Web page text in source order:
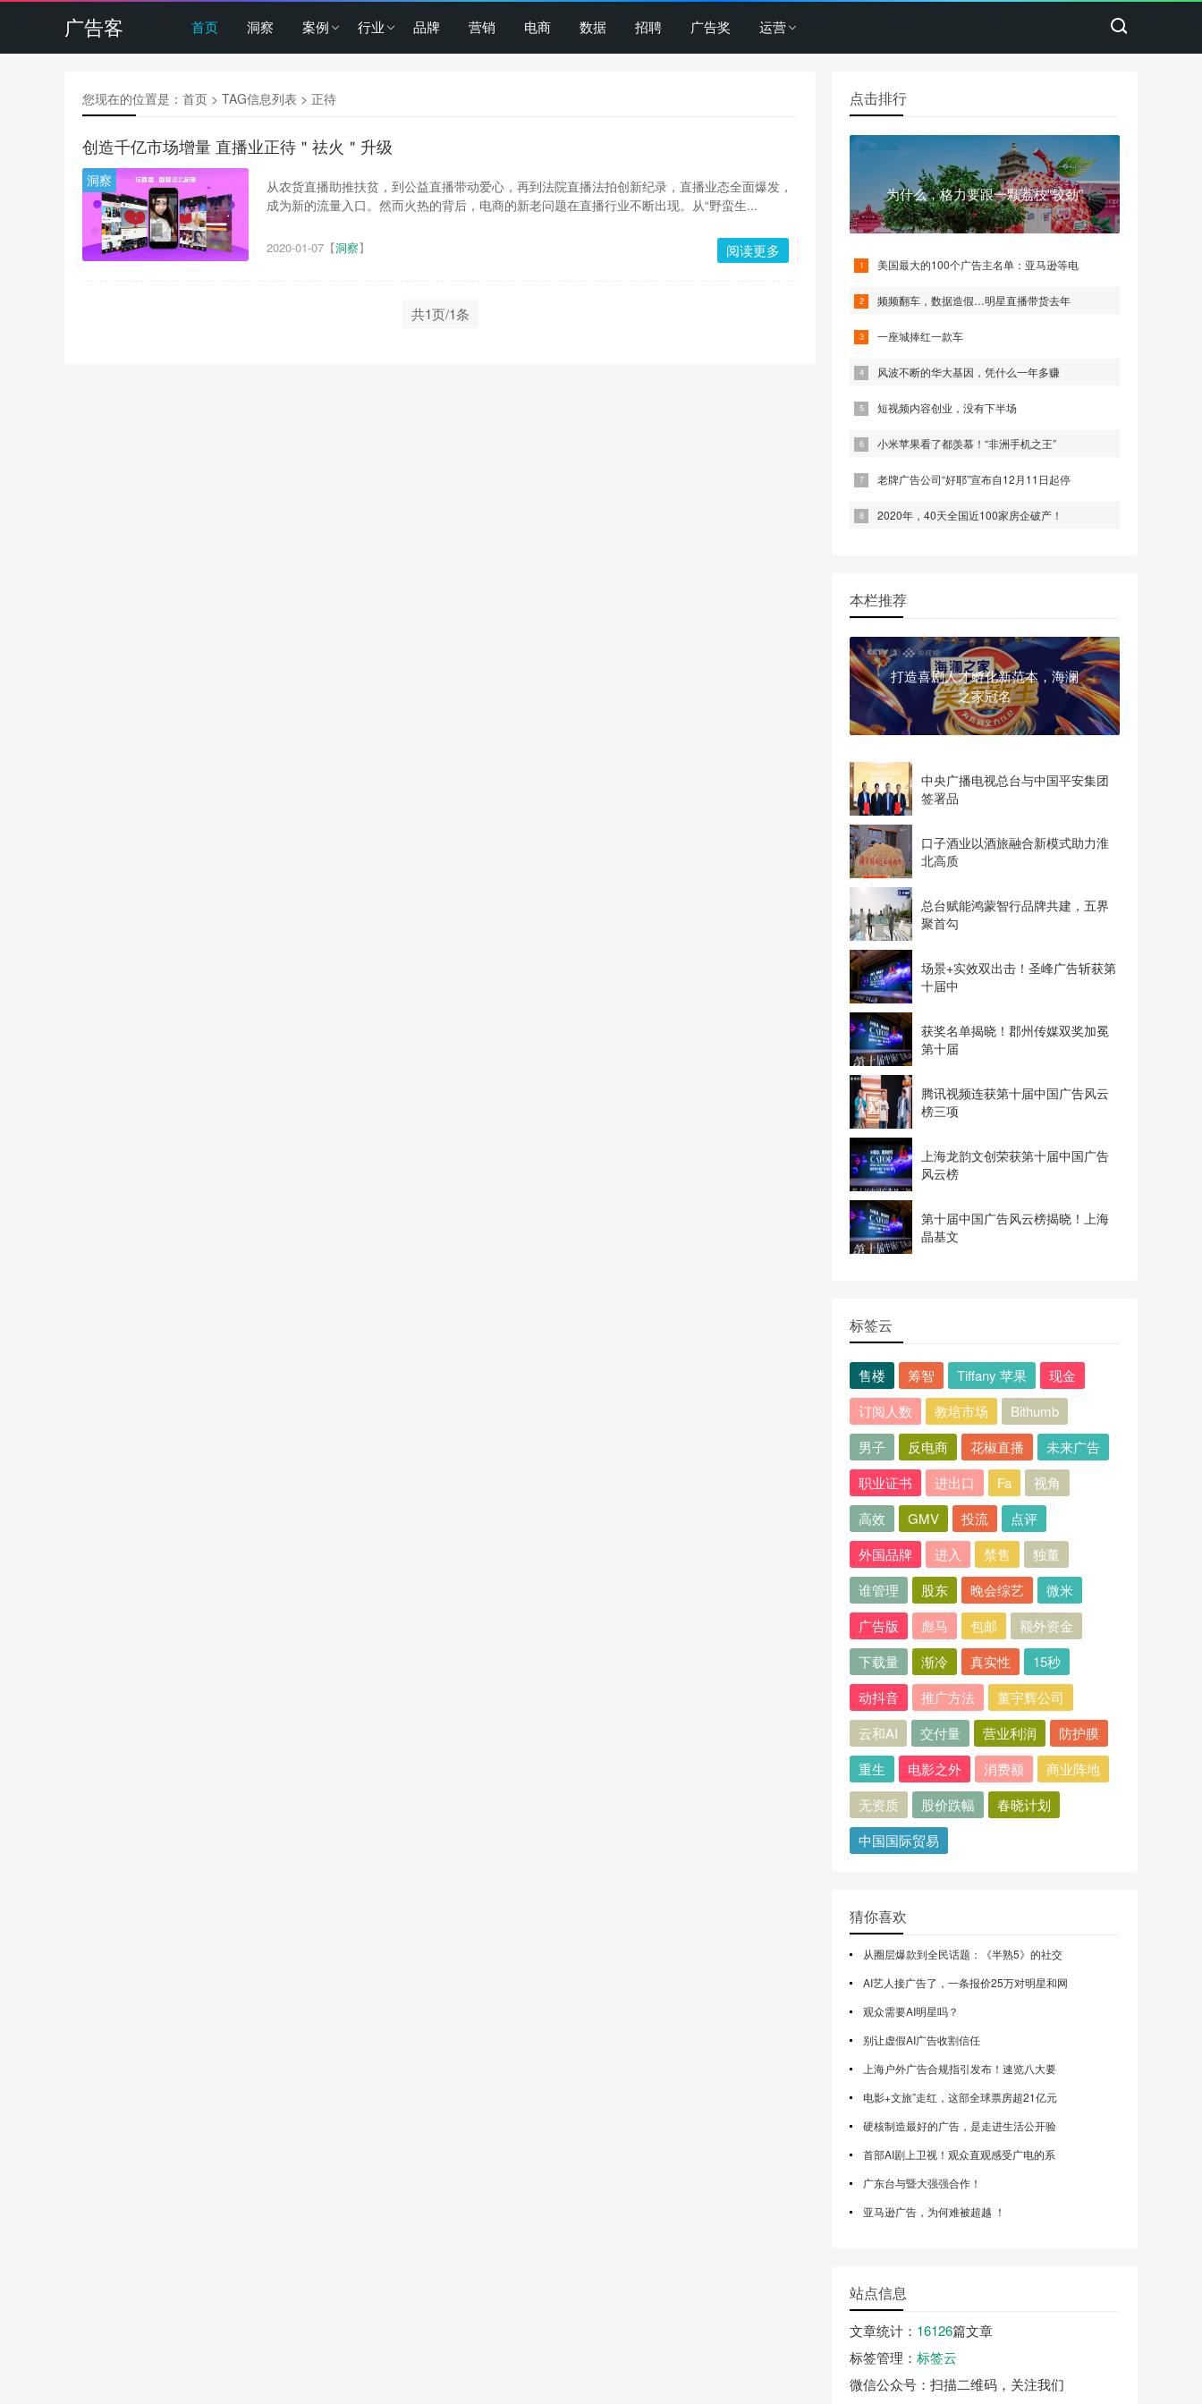
广告客 首页 洞察 案例 行业 品牌 营销 电商 数据 招聘 广告奖 运营
您现在的位置是： 首页 > TAG信息列表 > 正待
创造千亿市场增量 直播业正待＂祛火＂升级
洞察
从农货直播助推扶贫，到公益直播带动爱心，再到法院直播法拍创新纪录，直播业态全面爆发，
成为新的流量入口。然而火热的背后，电商的新老问题在直播行业不断出现。从“野蛮生...
2020-01-07【洞察】 阅读更多
共1页/1条
点击排行
为什么，格力要跟一颗荔枝“较劲”
美国最大的100个广告主名单：亚马逊等电
频频翻车，数据造假…明星直播带货去年
一座城捧红一款车
风波不断的华大基因，凭什么一年多赚
短视频内容创业，没有下半场
小米苹果看了都羡慕！“非洲手机之王”
老牌广告公司“好耶”宣布自12月11日起停
2020年，40天全国近100家房企破产！
本栏推荐
打造喜剧人才孵化新范本，海澜
之家冠名
中央广播电视总台与中国平安集团
签署品
口子酒业以酒旅融合新模式助力淮
北高质
总台赋能鸿蒙智行品牌共建，五界
聚首勾
场景+实效双出击！圣峰广告斩获第
十届中
获奖名单揭晓！郡州传媒双奖加冕
第十届
腾讯视频连获第十届中国广告风云
榜三项
上海龙韵文创荣获第十届中国广告
风云榜
第十届中国广告风云榜揭晓！上海
晶基文
标签云
售楼 筹智 Tiffany 苹果
现金
订阅人数
教培市场
Bithumb
男子
反电商 花椒直播
未来广告
职业证书
进出口 Fa
视角
高效
GMV 投流
点评
外国品牌
进入 禁售
独董
谁管理
股东 晚会综艺
微米
广告版
彪马 包邮
额外资金
下载量
渐冷 真实性
15秒
动抖音
推广方法
董宇辉公司
云和AI
交付量 营业利润
防护膜
重生
电影之外 消费额
商业阵地
无资质
股价跌幅
春晓计划
中国国际贸易
猜你喜欢
从圈层爆款到全民话题：《半熟5》的社交
AI艺人接广告了，一条报价25万对明星和网
观众需要AI明星吗？
别让虚假AI广告收割信任
上海户外广告合规指引发布！速览八大要
电影+文旅”走红，这部全球票房超21亿元
硬核制造最好的广告，是走进生活公开验
首部AI剧上卫视！观众直观感受广电的系
广东台与暨大强强合作！
亚马逊广告，为何难被超越 ！
站点信息
文章统计 ： 16126篇文章
标签管理 ： 标签云
微信公众号 ：扫描二维码，关注我们